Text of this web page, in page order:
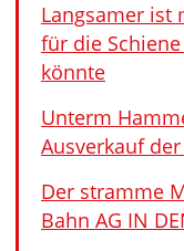
Langsamer ist
für die
könnte
Unterm
Ausverkauf
Der stramme
Bahn AG IN